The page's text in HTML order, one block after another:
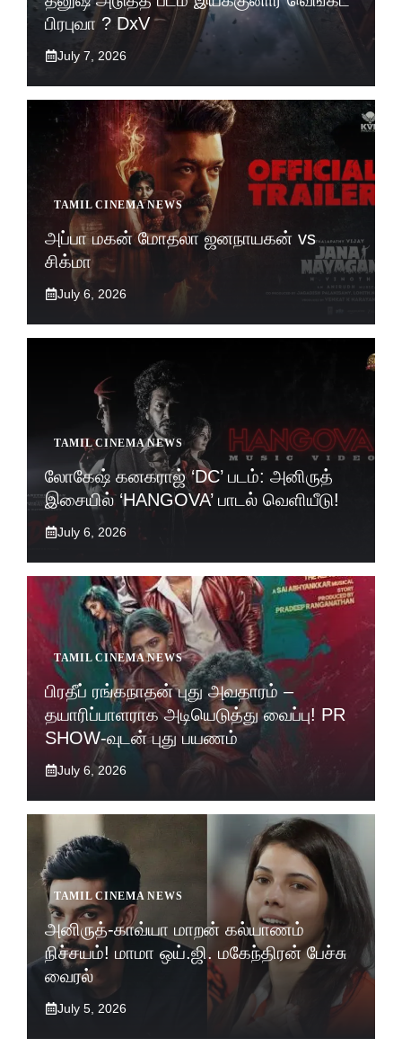
பிரபுவா ? DxV
July 7, 2026
TAMIL CINEMA NEWS
அப்பா மகன் மோதலா ஜனநாயகன் vs
சிக்மா
July 6, 2026
TAMIL CINEMA NEWS
லோகேஷ் கனகராஜ் ‘DC’ படம்: அனிருத்
இசையில் ‘HANGOVA’ பாடல் வெளியீடு!
July 6, 2026
TAMIL CINEMA NEWS
பிரதீப் ரங்கநாதன் புது அவதாரம் –
தயாரிப்பாளராக அடியெடுத்து வைப்பு! PR
SHOW-வுடன் புது பயணம்
July 6, 2026
TAMIL CINEMA NEWS
அனிருத்-காவ்யா மாறன் கல்யாணம்
நிச்சயம்! மாமா ஒய்.ஜி. மகேந்திரன் பேச்சு
வைரல்
July 5, 2026